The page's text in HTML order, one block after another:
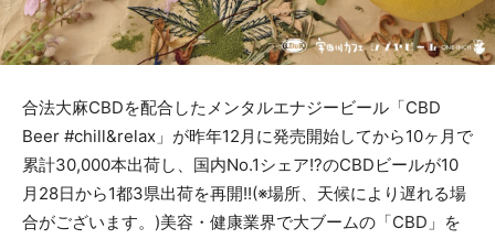
合法大麻CBDを配合したメンタルエナジービール「CBD
Beer #chill&relax」が昨年12月に発売開始してから10ヶ月で
累計30,000本出荷し、国内No.1シェア!?のCBDビールが10
月28日から1都3県出荷を再開!!(※場所、天候により遅れる場
合がございます。)美容・健康業界で大ブームの「CBD」を